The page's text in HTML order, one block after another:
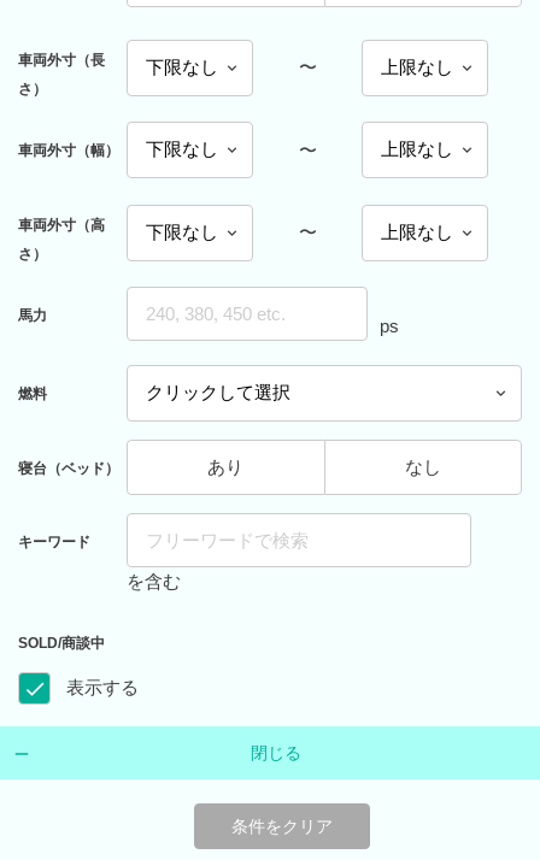
車両外寸（長
さ）
〜
車両外寸（幅） 〜
車両外寸（高
さ）
〜
馬力 ps
燃料
寝台（ベッド） あり なし
キーワード
を含む
SOLD/商談中
表示する
閉じる
条件をクリア